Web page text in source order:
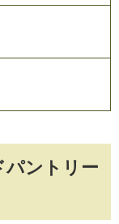
パントリー